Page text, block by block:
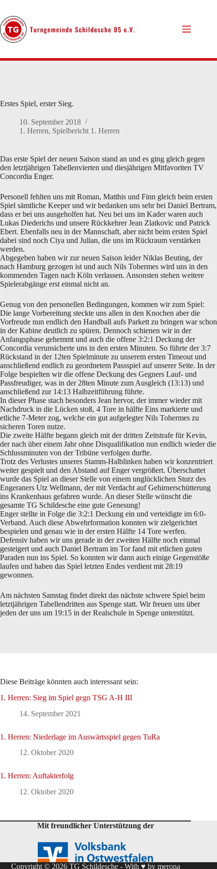
springen
Erstes Spiel, erster Sieg.
10. September 2018
1. Herren, Spielbericht 1. Herren
Das erste Spiel der neuen Saison stand an und es ging gleich gegen
den letztjährigen Tabellenvierten und diesjährigen Mitfavoriten TV
Concordia Enger.
Personell fehlten uns mit Roman, Matthis und Finn gleich beim ersten
Spiel sämtliche Keeper und wir bedanken uns sehr bei Daniel Bertram,
dass er bei uns ausgeholfen hat. Neu bei uns im Kader waren auch
Lukas Diederichs und unsere Rückkehrer Jean Zlatkovic und Patrick
Ebert. Ebenfalls neu in der Mannschaft, aber nicht beim ersten Spiel
dabei sind noch Ciya und Julian, die uns im Rückraum verstärken
werden.
Abgegeben haben wir zur neuen Saison leider Niklas Beuting, der
nach Hamburg gezogen ist und auch Nils Tohermes wird uns in den
kommenden Tagen nach Köln verlassen. Ansonsten stehen weitere
Spielerabgänge erst einmal nicht an.
Genug von den personellen Bedingungen, kommen wir zum Spiel:
Die lange Vorbereitung steckte uns allen in den Knochen aber die
Vorfreude nun endlich den Handball aufs Parkett zu bringen war schon
in der Kabine deutlich zu spüren. Dennoch schienen wir in der
Anfangsphase gehemmt und auch die offene 3:2:1 Deckung der
Concordia verunsicherte uns in den ersten Minuten. So führte der 3:7
Rückstand in der 12ten Spielminute zu unserem ersten Timeout und
anschließend endlich zu geordnetem Passspiel auf unserer Seite. In der
Folge bespielten wir die offene Deckung des Gegners Lauf- und
Passfreudiger, was in der 28ten Minute zum Ausgleich (13:13) und
anschließend zur 14:13 Halbzeitführung führte.
In dieser Phase stach besonders Jean hervor, der immer wieder mit
Nachdruck in die Lücken stoß, 4 Tore in hälfte Eins markierte und
etliche 7-Meter zog, welche ein gut aufgelegter Nils Tohermes zu
sicheren Toren nutze.
Die zweite Hälfte begann gleich mit der dritten Zeitstrafe für Kevin,
der nach über einem Jahr ohne Disqualifikation nun endlich wieder die
Schlussminuten von der Tribüne verfolgen durfte.
Trotz des Verlustes unseres Stamm-Halblinken haben wir konzentriert
weiter gespielt und den Abstand auf Enger vergrößert. Überschattet
wurde das Spiel an dieser Stelle von einem unglücklichen Sturz des
Engeraners Utz Wellmann, der mit Verdacht auf Gehirnerschütterung
ins Krankenhaus gefahren wurde. An dieser Stelle wünscht die
gesamte TG Schildesche eine gute Genesung!
Enger stellte in Folge die 3:2:1 Deckung ein und verteidigte im 6:0-
Verband. Auch diese Abwehrformation konnten wir zielgerichtet
bespielen und genau wie in der ersten Hälfte 14 Tore werfen.
Defensiv haben wir uns gerade in der zweiten Hälfte noch einmal
gesteigert und auch Daniel Bertram im Tor fand mit etlichen guten
Paraden nun ins Spiel. So konnten wir dann auch einige Gegenstöße
laufen und haben das Spiel letzten Endes verdient mit 28:19
gewonnen.
Am nächsten Samstag findet direkt das nächste schwere Spiel beim
letztjährigen Tabellendritten aus Spenge statt. Wir freuen uns über
jeden der uns um 19:15 in der Realschule in Spenge unterstützt.
Diese Beiträge könnten auch interessant sein:
1. Herren: Sieg im Spiel gegn TSG A-H III
14. September 2021
1. Herren: Niederlage im Auswärtsspiel gegen TuRa
12. Oktober 2020
1. Herren: Auftakterfolg
12. Oktober 2020
Mit freundlicher Unterstützung der
Copyright © 2026 TG Schildesche - With ♥ by merona